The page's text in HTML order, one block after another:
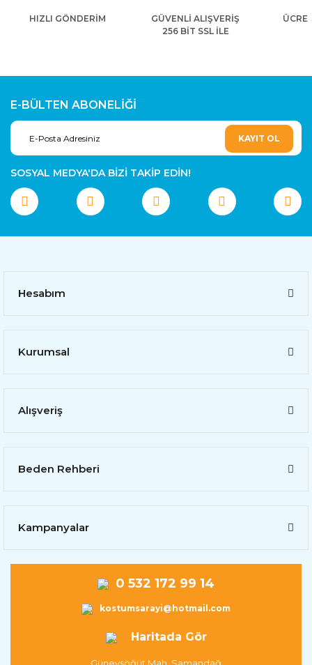
HIZLI GÖNDERİM
GÜVENLİ ALIŞVERİŞ
256 BİT SSL İLE
E-BÜLTEN ABONELİĞİ
KAYIT OL
SOSYAL MEDYA'DA BİZİ TAKİP EDİN!
Hesabım
Kurumsal
Alışveriş
Beden Rehberi
Kampanyalar
0 532 172 99 14
kostumsarayi@hotmail.com
Haritada Gör